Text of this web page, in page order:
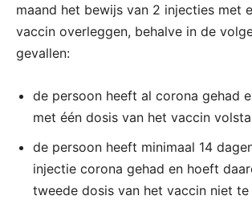
maand het bewijs van 2 injecties met
vaccin overleggen, behalve in de
gevallen:
de persoon heeft al corona gehad
met één dosis van het vaccin
de persoon heeft minimaal 14
injectie corona gehad en hoeft
tweede dosis van het vaccin niet te